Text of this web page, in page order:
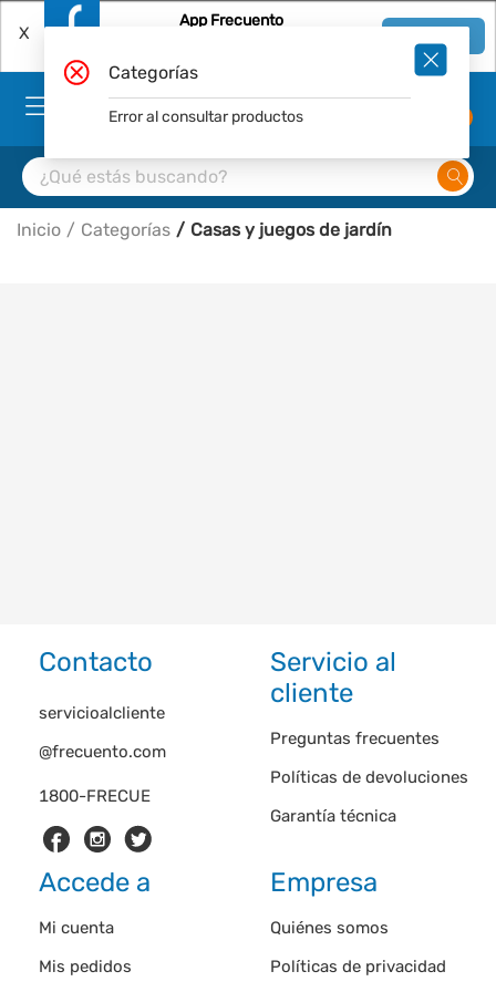
X
App Frecuento
Inicio Categorías Casas y juegos de jardín
Contacto
1800-FRECUE
servicioalcliente
@frecuento.com
Servicio al
cliente
Preguntas frecuentes
Políticas de devoluciones
Garantía técnica
Accede a
Mi cuenta
Mis pedidos
Empresa
Quiénes somos
Políticas de privacidad
Categorías
Error al consultar productos